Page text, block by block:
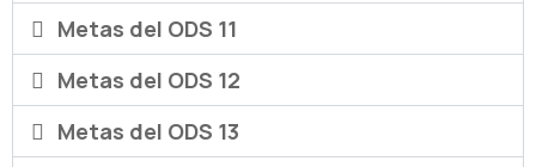
Metas del ODS 11
Metas del ODS 12
Metas del ODS 13